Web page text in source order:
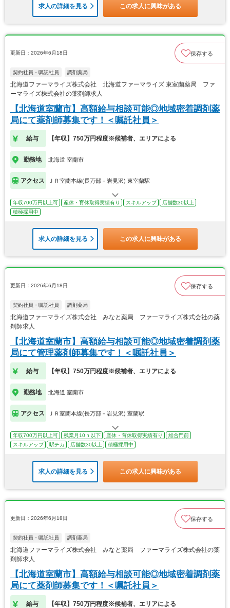
求人の詳細を見る この求人に興味がある
更新日：2026年6月18日 保存する
契約社員・嘱託社員 調剤薬局
北海道ファーマライズ株式会社 北海道ファーマライズ 東室蘭薬局 ファ
ーマライズ株式会社の薬剤師求人
【北海道室蘭市】高額給与相談可能◎地域密着調剤薬
局にて薬剤師募集です！＜嘱託社員＞
給与 【年収】750万円程度※候補者、エリアによる
勤務地 北海道 室蘭市
アクセス ＪＲ室蘭本線(長万部－岩見沢) 東室蘭駅
年収700万円以上可 産休・育休取得実績有り スキルアップ
店舗数30以上
積極採用中
求人の詳細を見る この求人に興味がある
更新日：2026年6月18日 保存する
契約社員・嘱託社員 調剤薬局
北海道ファーマライズ株式会社 みなと薬局 ファーマライズ株式会社の薬
剤師求人
【北海道室蘭市】高額給与相談可能◎地域密着調剤薬
局にて管理薬剤師募集です！＜嘱託社員＞
給与 【年収】750万円程度※候補者、エリアによる
勤務地 北海道 室蘭市
アクセス ＪＲ室蘭本線(長万部－岩見沢) 室蘭駅
年収700万円以上可 残業月10ｈ以下 産休・育休取得実績有り
総合門前
スキルアップ
駅チカ 店舗数30以上 積極採用中
求人の詳細を見る この求人に興味がある
更新日：2026年6月18日 保存する
契約社員・嘱託社員 調剤薬局
北海道ファーマライズ株式会社 みなと薬局 ファーマライズ株式会社の薬
剤師求人
【北海道室蘭市】高額給与相談可能◎地域密着調剤薬
局にて薬剤師募集です！＜嘱託社員＞
給与 【年収】750万円程度※候補者、エリアによる